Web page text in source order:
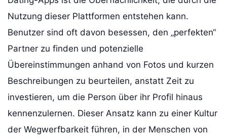
Nutzung dieser Plattformen entstehen kann.
Benutzer sind oft davon besessen, den „perfekten“
Partner zu finden und potenzielle
Übereinstimmungen anhand von Fotos und kurzen
Beschreibungen zu beurteilen, anstatt Zeit zu
investieren, um die Person über ihr Profil hinaus
kennenzulernen. Dieser Ansatz kann zu einer Kultur
der Wegwerfbarkeit führen, in der Menschen von